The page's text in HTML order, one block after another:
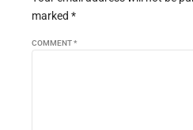
marked *
COMMENT*